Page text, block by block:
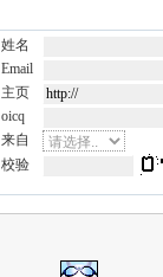
姓名
Email
主页
oicq
来自
校验